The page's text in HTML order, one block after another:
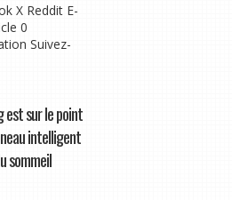
X Reddit E-
0
Suivez-
est sur le point
intelligent
sommeil